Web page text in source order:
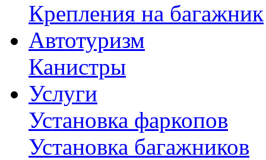
Крепления на багажник
Автотуризм
Канистры
Услуги
Установка фаркопов
Установка багажников